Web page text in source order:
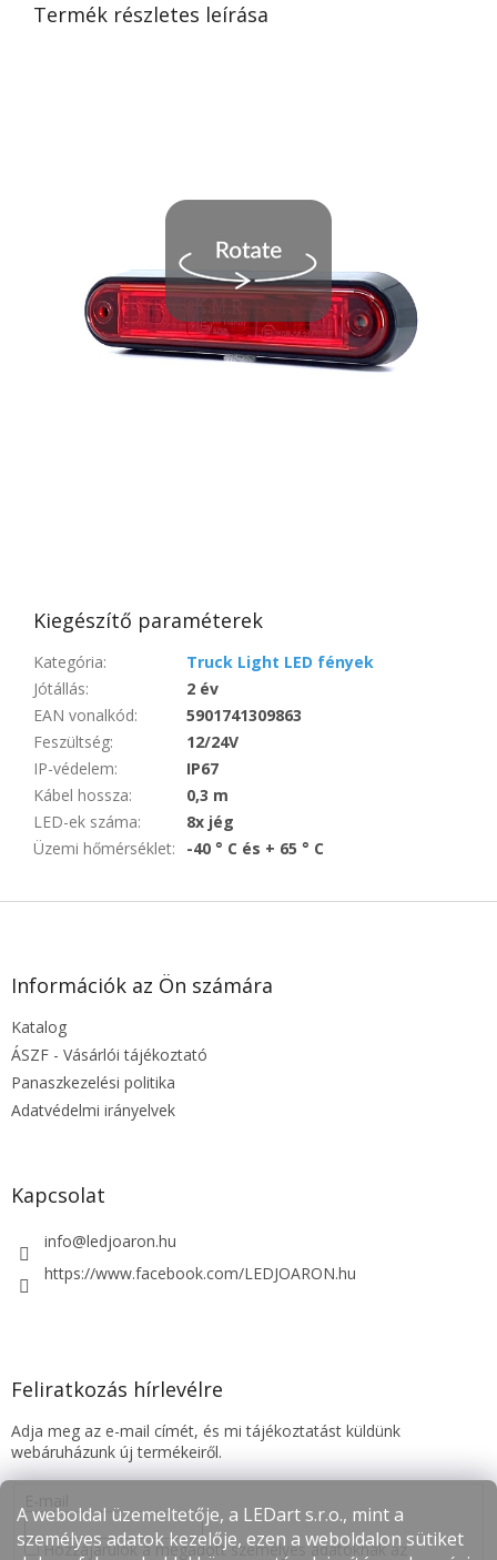
A weboldal üzemeltetője, a LEDart s.r.o., mint a
személyes adatok kezelője, ezen a weboldalon sütiket
Termék részletes leírása
Kiegészítő paraméterek
Kategória:
Truck Light LED fények
Jótállás:
2 év
EAN vonalkód:
5901741309863
Feszültség:
12/24V
IP-védelem:
IP67
Kábel hossza:
0,3 m
LED-ek száma:
8x jég
Üzemi hőmérséklet: -40 ° C és + 65 ° C
L
Információk az Ön számára
Katalog
ÁSZF - Vásárlói tájékoztató
Panaszkezelési politika
Adatvédelmi irányelvek
Kapcsolat
info@ledjoaron.hu
https://www.facebook.com/LEDJOARON.hu
Feliratkozás hírlevélre
Adja meg az e-mail címét, és mi tájékoztatást küldünk
webáruházunk új termékeiről.
Hozzájárulok a megadott személyes adatoknak az